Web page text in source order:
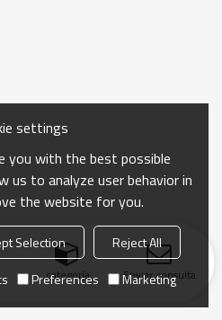
categoría Enviar consulta
settings
you with the best possible
us to analyze user behavior in
the website for you.
Selection
Reject All
Preferences Marketing